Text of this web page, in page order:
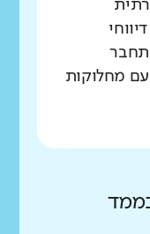
מחלוקות